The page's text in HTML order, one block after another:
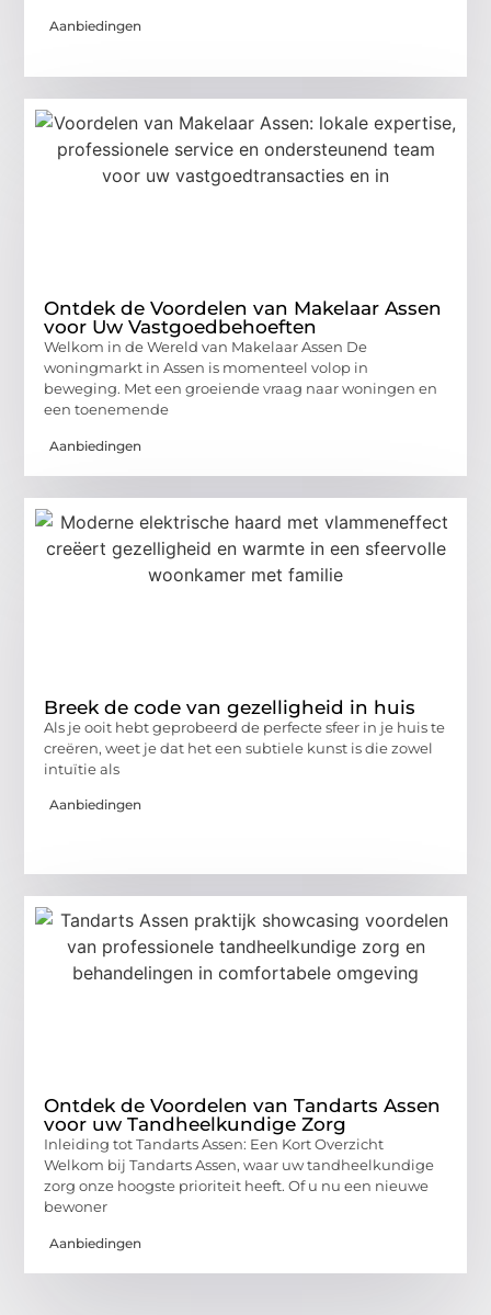
Aanbiedingen
Ontdek de Voordelen van Makelaar Assen
voor Uw Vastgoedbehoeften
Welkom in de Wereld van Makelaar Assen De
woningmarkt in Assen is momenteel volop in
beweging. Met een groeiende vraag naar woningen en
een toenemende
Aanbiedingen
Breek de code van gezelligheid in huis
Als je ooit hebt geprobeerd de perfecte sfeer in je huis te
creëren, weet je dat het een subtiele kunst is die zowel
intuïtie als
Aanbiedingen
Ontdek de Voordelen van Tandarts Assen
voor uw Tandheelkundige Zorg
Inleiding tot Tandarts Assen: Een Kort Overzicht
Welkom bij Tandarts Assen, waar uw tandheelkundige
zorg onze hoogste prioriteit heeft. Of u nu een nieuwe
bewoner
Aanbiedingen